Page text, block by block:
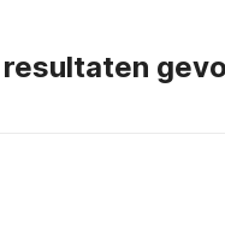
resultaten